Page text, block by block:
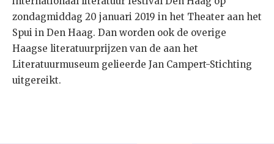
zondagmiddag 20 januari 2019 in het Theater aan het
Spui in Den Haag. Dan worden ook de overige
Haagse literatuurprijzen van de aan het
Literatuurmuseum gelieerde Jan Campert-Stichting
uitgereikt.